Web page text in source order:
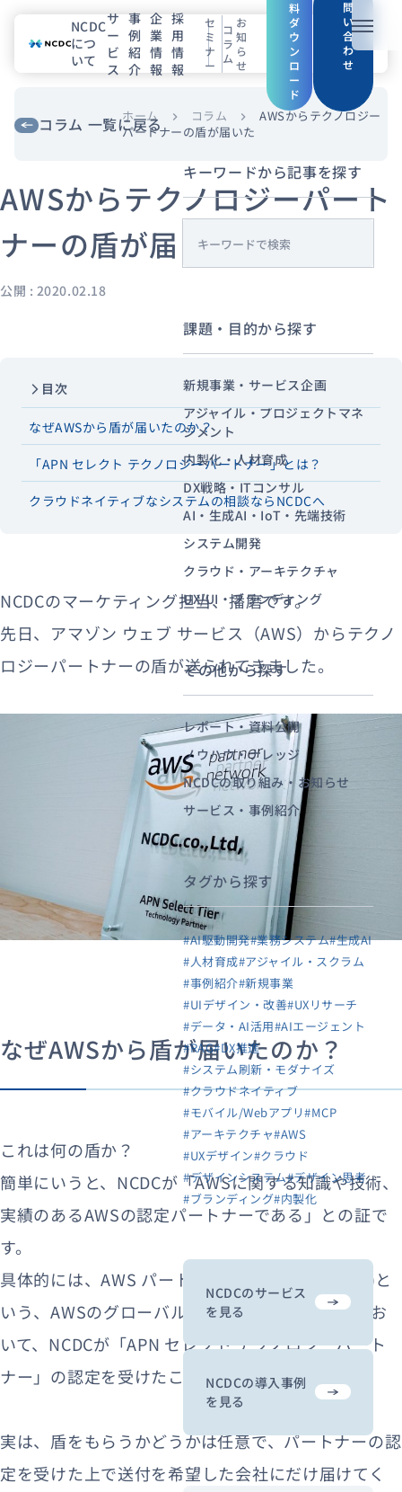
メニュ
NCDCについて
事例紹介
採用情報
資料ダウンロード お問い合わせ
NCDC
につ
いて
サ
ー
ビ
ス
事
例
紹
介
企
業
情
報
採
用
情
報
セ
ミ
ナ
ー
コ
ラ
ム
お
知
ら
せ
料
ダ
ウ
ン
ロ
ー
ド
問
い
合
わ
せ
コラム 一覧に戻る
ホーム chevron_right コラム chevron_right
AWSからテクノロジー
パートナーの盾が届いた
AWSからテクノロジーパート
ナーの盾が届いた
公開 : 2020.02.18
目次
なぜAWSから盾が届いたのか？
「APN セレクト テクノロジーパートナー」とは？
クラウドネイティブなシステムの相談ならNCDCへ
NCDCのマーケティング担当、播磨です。
先日、アマゾン ウェブ サービス（AWS）からテクノ
ロジーパートナーの盾が送られてきました。
なぜAWSから盾が届いたのか？
これは何の盾か？
簡単にいうと、NCDCが「AWSに関する知識や技術、
実績のあるAWSの認定パートナーである」との証で
す。
具体的には、AWS パートナーネットワーク (APN)と
いう、AWSのグローバルパートナープログラムにお
いて、NCDCが「APN セレクト テクノロジーパート
ナー」の認定を受けたことを示しています。
実は、盾をもらうかどうかは任意で、パートナーの認
定を受けた上で送付を希望した会社にだけ届けてく
キーワードから記事を探す
e
h
課題・目的から探す
新規事業・サービス企画
アジャイル・プロジェクトマネ
ジメント
内製化・人材育成
DX戦略・ITコンサル
AI・生成AI・IoT・先端技術
システム開発
クラウド・アーキテクチャ
UX/UI・ブランディング
その他から探す
レポート・資料公開
ノウハウ・ナレッジ
NCDCの取り組み・お知らせ
サービス・事例紹介
タグから探す
#AI駆動開発#業務システム#生成AI
#人材育成#アジャイル・スクラム
#事例紹介#新規事業
#UIデザイン・改善#UXリサーチ
#データ・AI活用#AIエージェント
#RAG#DX推進
#システム刷新・モダナイズ
#クラウドネイティブ
#モバイル/Webアプリ#MCP
#アーキテクチャ#AWS
#UXデザイン#クラウド
#デザインシステム#デザイン思考
#ブランディング#内製化
NCDCのサービス
を見る
NCDCの導入事例
を見る